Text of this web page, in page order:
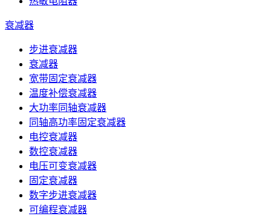
衰减器
步进衰减器
衰减器
宽带固定衰减器
温度补偿衰减器
大功率同轴衰减器
同轴高功率固定衰减器
电控衰减器
数控衰减器
电压可变衰减器
固定衰减器
数字步进衰减器
可编程衰减器